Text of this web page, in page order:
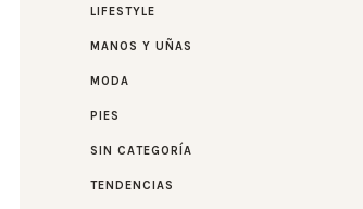
LIFESTYLE
MANOS Y UÑAS
MODA
PIES
SIN CATEGORÍA
TENDENCIAS